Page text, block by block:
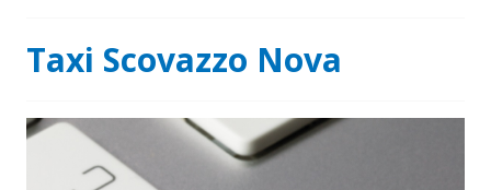
Taxi Scovazzo Nova